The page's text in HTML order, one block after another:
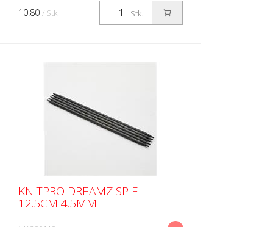
Stk.
10.80 / Stk.
KNITPRO DREAMZ SPIEL
12.5CM 4.5MM